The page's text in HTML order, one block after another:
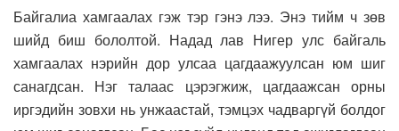
Байгалиа хамгаалах гэж тэр гэнэ лээ. Энэ тийм ч зөв
шийд биш бололтой. Надад лав Нигер улс байгаль
хамгаалах нэрийн дор улсаа цагдаажуулсан юм шиг
санагдсан. Нэг талаас цэрэгжиж, цагдаажсан орны
иргэдийн зовхи нь унжаастай, тэмцэх чадваргүй болдог